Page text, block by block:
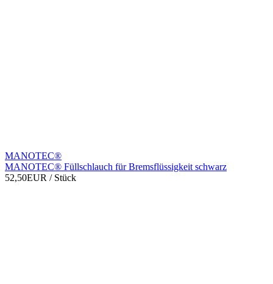
MANOTEC®
MANOTEC® Füllschlauch für Bremsflüssigkeit schwarz
52,50EUR / Stück